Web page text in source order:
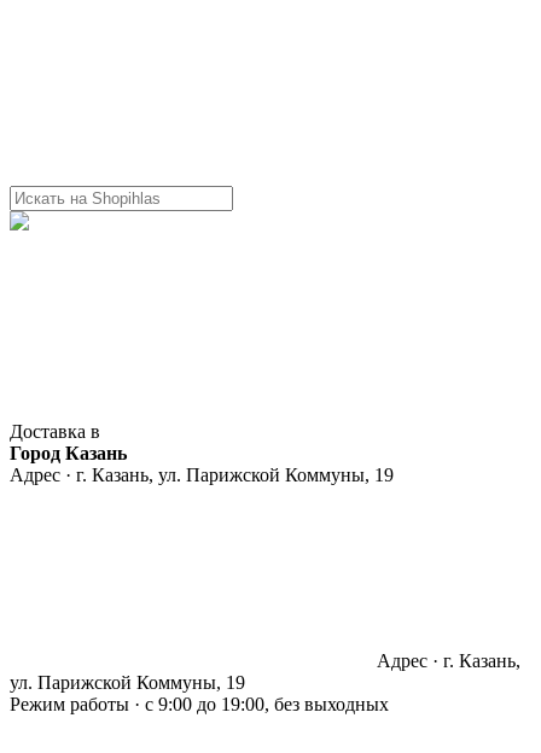
Доставка в
Город Казань
Адрес · г. Казань, ул. Парижской Коммуны, 19
Адрес · г. Казань,
ул. Парижской Коммуны, 19
Режим работы · с 9:00 до 19:00, без выходных